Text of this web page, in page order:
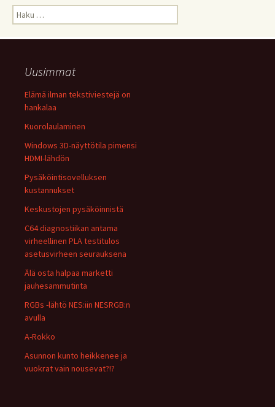
Haku:
Uusimmat
Elämä ilman tekstiviestejä on
hankalaa
Kuorolaulaminen
Windows 3D-näyttötila pimensi
HDMI-lähdön
Pysäköintisovelluksen
kustannukset
Keskustojen pysäköinnistä
C64 diagnostiikan antama
virheellinen PLA testitulos
asetusvirheen seurauksena
Älä osta halpaa marketti
jauhesammutinta
RGBs -lähtö NES:iin NESRGB:n
avulla
A-Rokko
Asunnon kunto heikkenee ja
vuokrat vain nousevat?!?